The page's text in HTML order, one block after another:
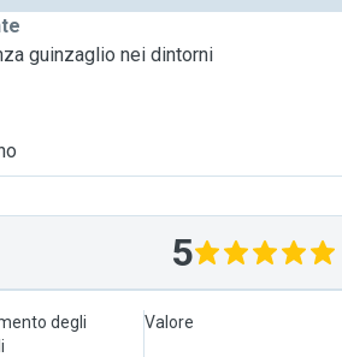
guinzaglio nei dintorni
5
degli
Valore